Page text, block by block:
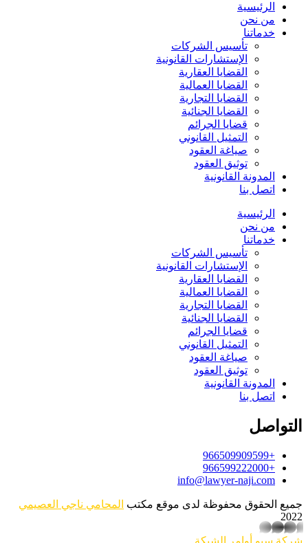
الرئيسية
من نحن
خدماتنا
تأسيس الشركات
الإستشارات القانونية
القضايا العقارية
القضايا العمالية
القضايا التجارية
القضايا الجنائية
قضايا الجرائم
التمثيل القانوني
صياغة العقود
توثيق العقود
المدونة القانونية
اتصل بنا
الرئيسية
من نحن
خدماتنا
تأسيس الشركات
الإستشارات القانونية
القضايا العقارية
القضايا العمالية
القضايا التجارية
القضايا الجنائية
قضايا الجرائم
التمثيل القانوني
صياغة العقود
توثيق العقود
المدونة القانونية
اتصل بنا
التواصل
+966509909599
+966599222000
info@lawyer-naji.com
جميع الحقوق محفوظة لدى موقع مكتب المحامي ناجي العصيمي
2022
شركة سيو أوامر الشبكة
whatsapp